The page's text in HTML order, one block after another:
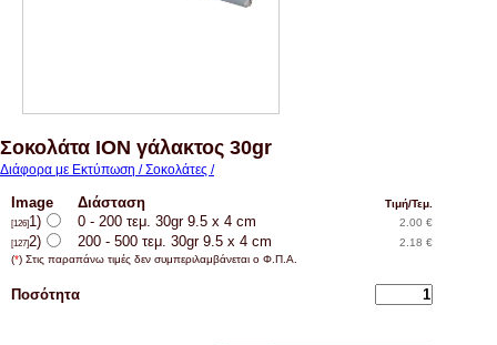
Σοκολάτα ΙΟΝ γάλακτος 30gr
Διάφορα με Εκτύπωση / Σοκολάτες /
Image Διάσταση Τιμή/Τεμ.
[126] 1) 0 - 200 τεμ. 30gr 9.5 x 4 cm 2.00 €
[127]2) 200 - 500 τεμ. 30gr 9.5 x 4 cm
2.18 €
(*) Στις παραπάνω τιμές δεν συμπεριλαμβάνεται ο Φ.Π.Α.
Ποσότητα